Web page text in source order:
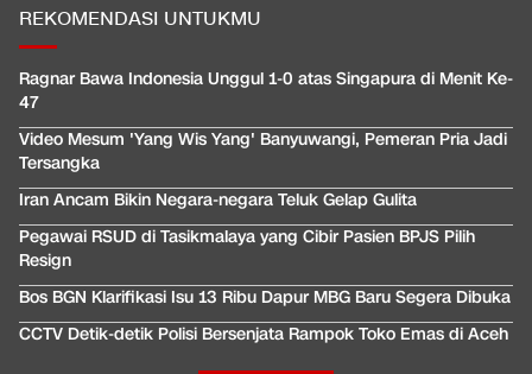
REKOMENDASI UNTUKMU
Ragnar Bawa Indonesia Unggul 1-0 atas Singapura di Menit Ke-
47
Video Mesum 'Yang Wis Yang' Banyuwangi, Pemeran Pria Jadi
Tersangka
Iran Ancam Bikin Negara-negara Teluk Gelap Gulita
Pegawai RSUD di Tasikmalaya yang Cibir Pasien BPJS Pilih
Resign
Bos BGN Klarifikasi Isu 13 Ribu Dapur MBG Baru Segera Dibuka
CCTV Detik-detik Polisi Bersenjata Rampok Toko Emas di Aceh